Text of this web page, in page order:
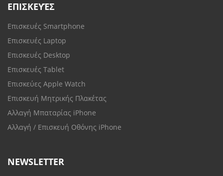
ΕΠΙΣΚΕΥΈΣ
Επισκευές Smartphone
Επισκευές Laptop
Επισκευές Desktop
Επισκευές Tablet
Επισκεύες Apple Watch
Επισκευή Μητρικής Πλακέτας
Αλλαγή Μπαταρίας iPhone
Αλλαγή / Επισκευή Οθόνης iPhone
NEWSLETTER